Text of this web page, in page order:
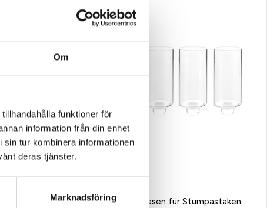
Om
funktioner för
information från din enhet
tur kombinera informationen
deras tjänster.
Marknadsföring4-pack Mini Vasen für Stumpastaken